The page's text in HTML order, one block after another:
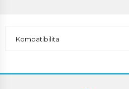
Kompatibilita